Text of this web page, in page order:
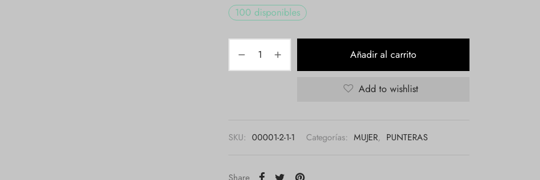
100 disponibles
Añadir al carrito
Add to wishlist
SKU: 00001-2-1-1 Categorías: MUJER, PUNTERAS
Share